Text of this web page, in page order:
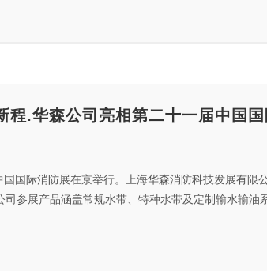
程.华森公司亮相第二十一届中国
国际消防展在京举行。上海华森消防科技发展有限
参展产品涵盖常规水带、特种水带及定制输水输油